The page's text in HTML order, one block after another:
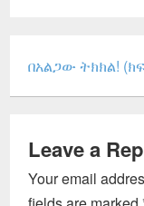
በአልጋው ትክክል!
Leave a
Your email